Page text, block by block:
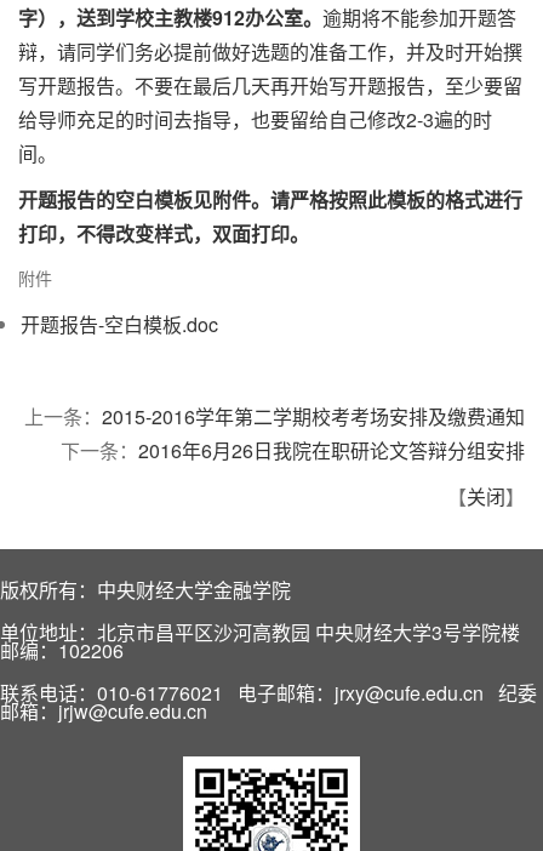
字），送到学校主教楼912办公室。 逾期将不能参加开题答
辩，请同学们务必提前做好选题的准备工作，并及时开始撰
写开题报告。不要在最后几天再开始写开题报告，至少要留
给导师充足的时间去指导，也要留给自己修改2-3遍的时
间。
开题报告的空白模板见附件。请严格按照此模板的格式进行
打印，不得改变样式，双面打印。
附件
开题报告-空白模板.doc
上一条： 2015-2016学年第二学期校考考场安排及缴费通知
下一条： 2016年6月26日我院在职研论文答辩分组安排
【关闭】
版权所有：中央财经大学金融学院
单位地址：北京市昌平区沙河高教园 中央财经大学3号学院楼
邮编：102206
联系电话：010-61776021 电子邮箱：jrxy@cufe.edu.cn 纪委
邮箱：jrjw@cufe.edu.cn